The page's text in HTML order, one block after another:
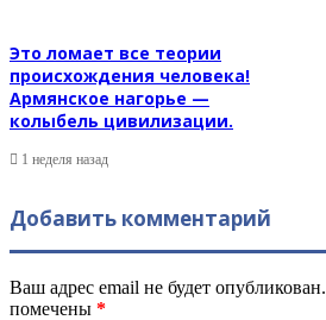
Это ломает все теории
происхождения человека!
Армянское нагорье —
колыбель цивилизации.
1 неделя назад
Добавить комментарий
Ваш адрес email не будет опубликован.
помечены *